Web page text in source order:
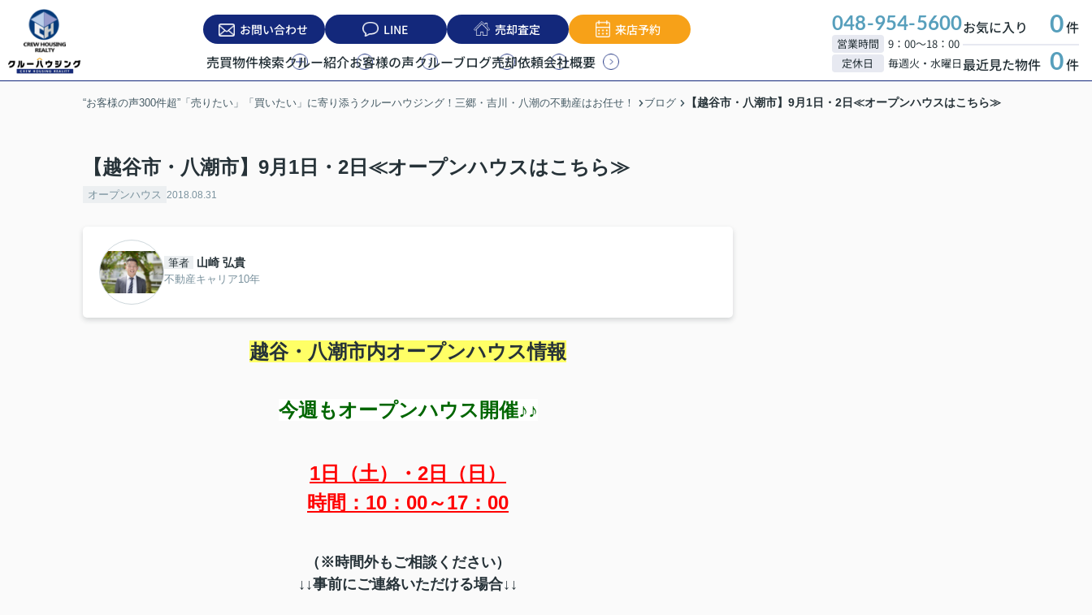
お問い合わせ LINE 売却査定 来店予約
売買物件検索クルー紹介お客様の声クルーブログ売却依頼会社概要
048-954-5600
営業時間
9：00～18：00
定休日
毎週火・水曜日
お気に入り 0件
最近見た物件 0件
“お客様の声300件超”「売りたい」「買いたい」に寄り添うクルーハウジング！三郷・吉川・八潮の不動産はお任せ！ ブログ 【越谷市・八潮市】9月1日・2日≪オープンハウスはこちら≫
【越谷市・八潮市】9月1日・2日≪オープンハウスはこちら≫
オープンハウス 2018.08.31
筆者 山崎 弘貴
不動産キャリア10年
越谷・八潮市内オープンハウス情報
今週もオープンハウス開催♪♪
1日（土）・2日（日）
時間：10：00～17：00
（※時間外もご相談ください）
↓↓事前にご連絡いただける場合↓↓